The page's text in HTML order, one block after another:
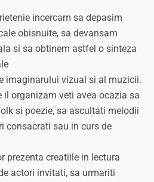
incercam sa depasim
obisnuite, sa devansam
si sa obtinem astfel o sinteza
imaginarului vizual si al muzicii.
il organizam veti avea ocazia sa
si poezie, sa ascultati melodii
consacrati sau in curs de
prezenta creatiile in lectura
actori invitati, sa urmariti